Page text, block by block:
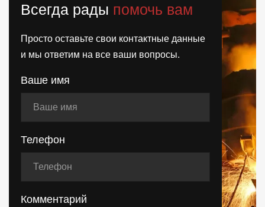
Всегда рады помочь вам
Просто оставьте свои контактные данные
и мы ответим на все ваши вопросы.
Ваше имя
Телефон
Комментарий